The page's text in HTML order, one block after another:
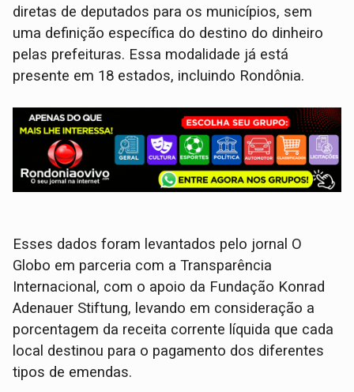
diretas de deputados para os municípios, sem
uma definição específica do destino do dinheiro
pelas prefeituras. Essa modalidade já está
presente em 18 estados, incluindo Rondônia.
Esses dados foram levantados pelo jornal O
Globo em parceria com a Transparência
Internacional, com o apoio da Fundação Konrad
Adenauer Stiftung, levando em consideração a
porcentagem da receita corrente líquida que cada
local destinou para o pagamento dos diferentes
tipos de emendas.